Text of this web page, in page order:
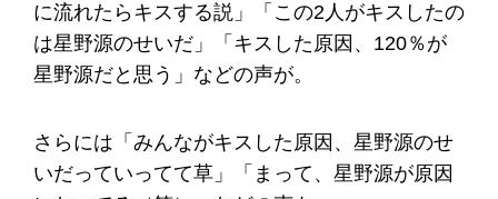
に流れたらキスする説」「この2人がキスしたの
は星野源のせいだ」「キスした原因、120％が
星野源だと思う」などの声が。
さらには「みんながキスした原因、星野源のせ
いだっていってて草」「まって、星野源が原因